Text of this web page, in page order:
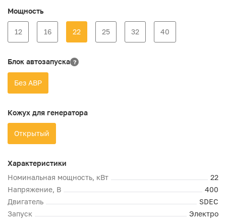
Мощность
12 16 22 25 32 40
Блок автозапуска ?
Без АВР
Кожух для генератора
Открытый
Характеристики
Номинальная мощность, кВт
22
Напряжение, В
400
Двигатель
SDEC
Запуск
Электро